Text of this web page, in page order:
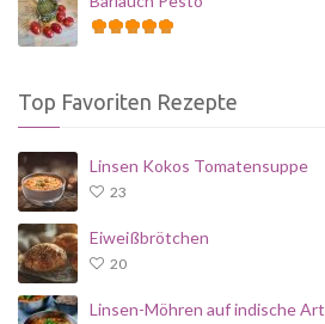
Top Favoriten Rezepte
Linsen Kokos Tomatensuppe
23
Eiweißbrötchen
20
Linsen-Möhren auf indische Art